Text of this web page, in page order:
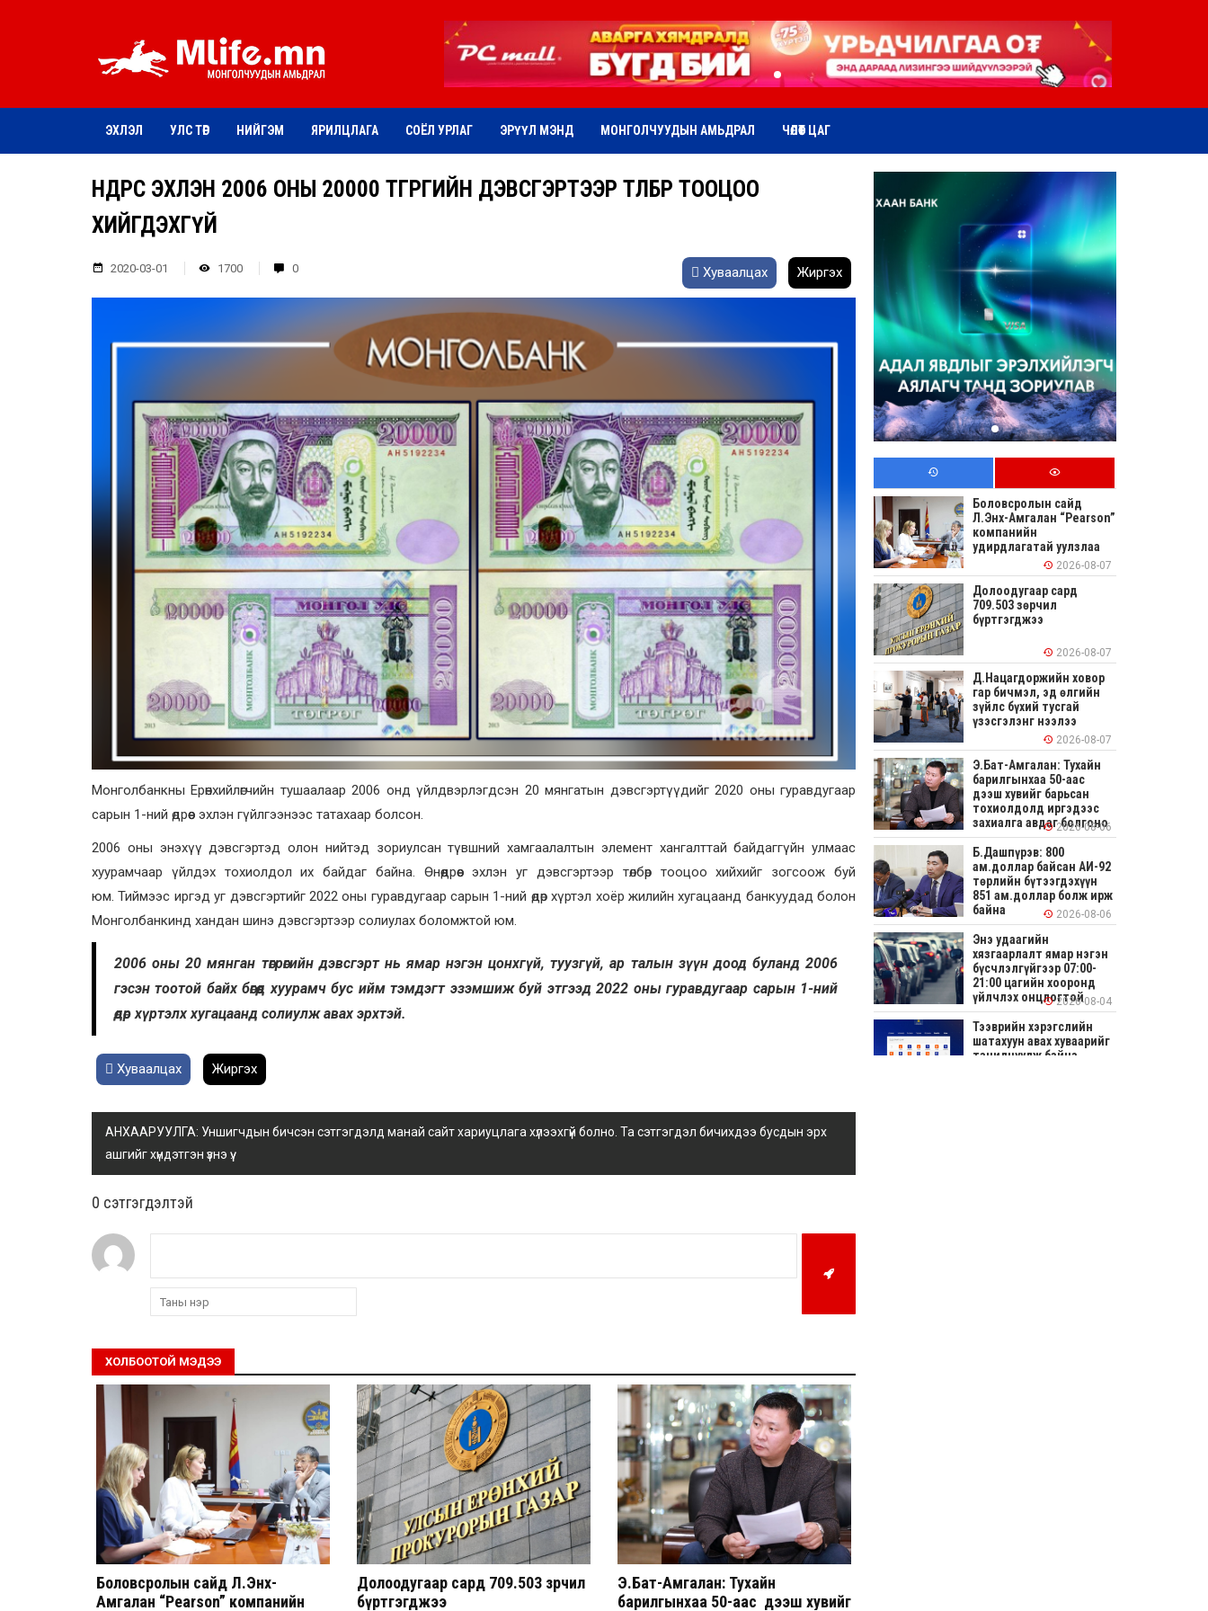
ЭХЛЭЛ УЛС ТӨР НИЙГЭМ ЯРИЛЦЛАГА СОЁЛ УРЛАГ ЭРҮҮЛ МЭНД МОНГОЛЧУУДЫН АМЬДРАЛ ЧӨЛӨӨТ ЦАГ
ӨНӨӨДРӨӨС ЭХЛЭН 2006 ОНЫ 20000 ТӨГРӨГИЙН ДЭВСГЭРТЭЭР ТӨЛБӨР ТООЦОО
ХИЙГДЭХГҮЙ
2020-03-01 1700 0 Хуваалцах Жиргэх
Монголбанкны Ерөнхийлөгчийн тушаалаар 2006 онд үйлдвэрлэгдсэн 20 мянгатын дэвсгэртүүдийг 2020 оны гуравдугаар
сарын 1-ний өдрөөс эхлэн гүйлгээнээс татахаар болсон.
2006 оны энэхүү дэвсгэртэд олон нийтэд зориулсан түвшний хамгаалалтын элемент хангалттай байдаггүйн улмаас
хуурамчаар үйлдэх тохиолдол их байдаг байна. Өнөөдрөөс эхлэн уг дэвсгэртээр төлбөр тооцоо хийхийг зогсоож буй
юм. Тиймээс иргэд уг дэвсгэртийг 2022 оны гуравдугаар сарын 1-ний өдөр хүртэл хоёр жилийн хугацаанд банкуудад болон
Монголбанкинд хандан шинэ дэвсгэртээр солиулах боломжтой юм.
2006 оны 20 мянган төгрөгийн дэвсгэрт нь ямар нэгэн цонхгүй, туузгүй, ар талын зүүн доод буланд 2006
гэсэн тоотой байх бөгөөд хуурамч бус ийм тэмдэгт эзэмшиж буй этгээд 2022 оны гуравдугаар сарын 1-ний
өдөр хүртэлх хугацаанд солиулж авах эрхтэй.
Хуваалцах Жиргэх
АНХААРУУЛГА: Уншигчдын бичсэн сэтгэгдэлд манай сайт хариуцлага хүлээхгүй болно. Та сэтгэгдэл бичихдээ бусдын эрх
ашгийг хүндэтгэн үзнэ үү.
0 cэтгэгдэлтэй
ХОЛБООТОЙ МЭДЭЭ
Боловсролын сайд Л.Энх-
Амгалан “Pearson” компанийн
Долоодугаар сард 709.503 зөрчил
бүртгэгджээ
Э.Бат-Амгалан: Тухайн
барилгынхаа 50-аас дээш хувийг
Боловсролын сайд
Л.Энх-Амгалан “Pearson”
компанийн
удирдлагатай уулзлаа
2026-08-07
Долоодугаар сард
709.503 зөрчил
бүртгэгджээ
2026-08-07
Д.Нацагдоржийн ховор
гар бичмэл, эд өлгийн
зүйлс бүхий тусгай
үзэсгэлэнг нээлээ
2026-08-07
Э.Бат-Амгалан: Тухайн
барилгынхаа 50-аас
дээш хувийг барьсан
тохиолдолд иргэдээс
захиалга авдаг болгоно
2026-08-06
Б.Дашпүрэв: 800
ам.доллар байсан АИ-92
төрлийн бүтээгдэхүүн
851 ам.доллар болж ирж
байна
2026-08-06
Энэ удаагийн
хязгаарлалт ямар нэгэн
бүсчлэлгүйгээр 07:00-
21:00 цагийн хооронд
үйлчлэх онцлогтой2026-08-04
Тээврийн хэрэгслийн
шатахуун авах хуваарийг
танилцуулж байна